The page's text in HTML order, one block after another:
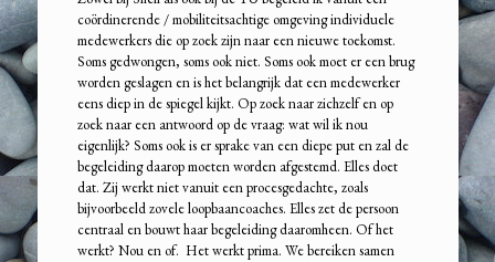
coördinerende / mobiliteitsachtige omgeving individuele
medewerkers die op zoek zijn naar een nieuwe toekomst.
Soms gedwongen, soms ook niet. Soms ook moet er een brug
worden geslagen en is het belangrijk dat een medewerker
eens diep in de spiegel kijkt. Op zoek naar zichzelf en op
zoek naar een antwoord op de vraag: wat wil ik nou
eigenlijk? Soms ook is er sprake van een diepe put en zal de
begeleiding daarop moeten worden afgestemd. Elles doet
dat. Zij werkt niet vanuit een procesgedachte, zoals
bijvoorbeeld zovele loopbaancoaches. Elles zet de persoon
centraal en bouwt haar begeleiding daaromheen. Of het
werkt? Nou en of. Het werkt prima. We bereiken samen